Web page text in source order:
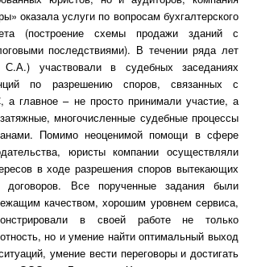
оказала услуги по вопросам бухгалтерского
(построение схемы продажи зданий с
последствиями). В течении ряда лет
участвовали в судебных заседаниях
по разрешению споров, связанных с
главное – не просто принимали участие, а
многочисленные судебные процессы
Помимо неоценимой помощи в сфере
юристы компании осуществляли
в ходе разрешения споров вытекающих
договоров. Все порученные задания были
качеством, хорошим уровнем сервиса,
в своей работе не только
но и умение найти оптимальный выход
умение вести переговоры и достигать